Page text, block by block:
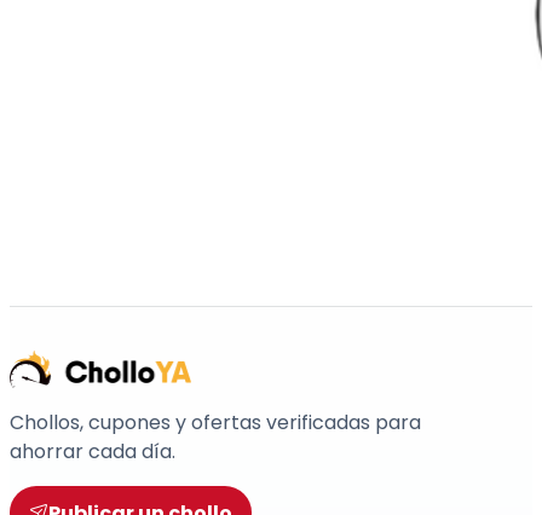
Chollos, cupones y ofertas verificadas para
ahorrar cada día.